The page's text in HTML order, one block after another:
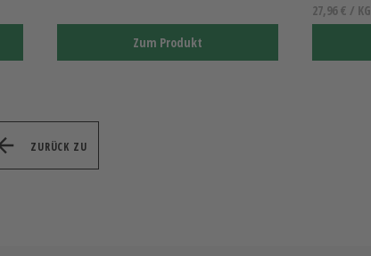
Zum Produkt
27,96 € / KG
ZURÜCK ZU